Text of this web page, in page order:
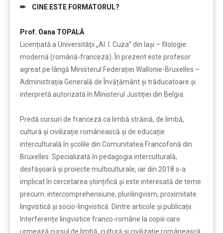
✏ CINE ESTE FORMATORUL?
Prof. Oana TOPALĂ
Licențiată a Universității „Al. I. Cuza” din Iași – filologie
modernă (română-franceză). În prezent este profesor
agreat pe lângă Ministerul Federației Wallonie-Bruxelles –
Administrația Generală de Învățământ și trăducatoare și
interpretă autorizată în Ministerul Justiției din Belgia.
Predă cursuri de franceză ca limbă străină, de limbă,
cultură și civilizație românească și de educație
interculturală în școlile din Comunitatea Francofonă din
Bruxelles. Specializată în pedagogia interculturală,
desfășoară și proiecte multiculturale, iar din 2018 s-a
implicat în cercetarea științifică și este interesată de teme
precum: intercomprehensiune, plurilingvism, proximitate
lingvistică și socio-lingvistică. Dintre articole și publicații:
Interferențe lingvistice franco-române la copiii care